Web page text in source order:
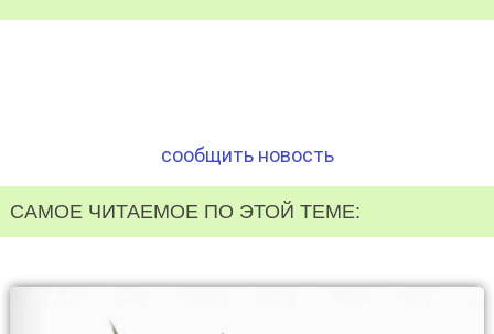
сообщить новость
САМОЕ ЧИТАЕМОЕ ПО ЭТОЙ ТЕМЕ: